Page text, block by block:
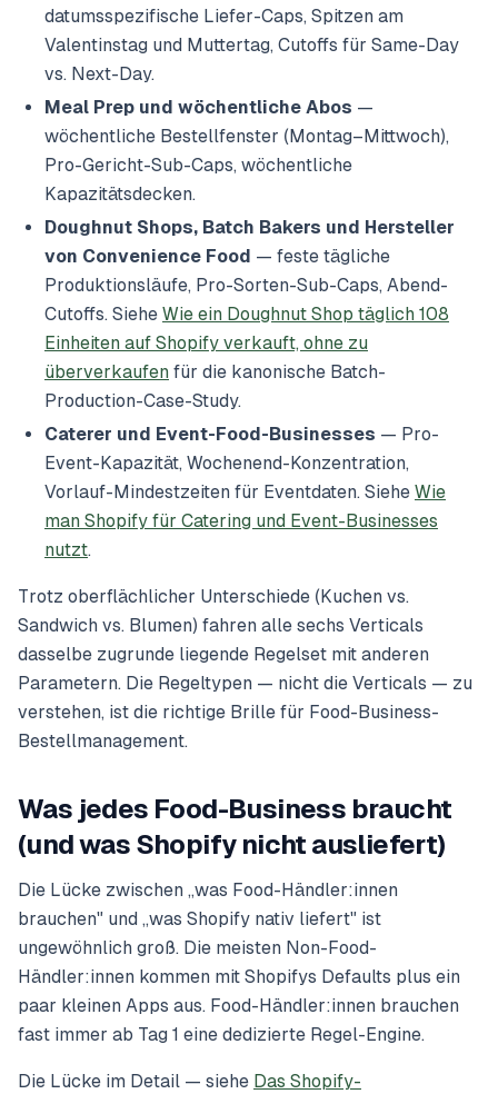
datumsspezifische Liefer-Caps, Spitzen am
Valentinstag und Muttertag, Cutoffs für Same-Day
vs. Next-Day.
Meal Prep und wöchentliche Abos —
wöchentliche Bestellfenster (Montag–Mittwoch),
Pro-Gericht-Sub-Caps, wöchentliche
Kapazitätsdecken.
Doughnut Shops, Batch Bakers und Hersteller
von Convenience Food — feste tägliche
Produktionsläufe, Pro-Sorten-Sub-Caps, Abend-
Cutoffs. Siehe Wie ein Doughnut Shop täglich 108
Einheiten auf Shopify verkauft, ohne zu
überverkaufen für die kanonische Batch-
Production-Case-Study.
Caterer und Event-Food-Businesses — Pro-
Event-Kapazität, Wochenend-Konzentration,
Vorlauf-Mindestzeiten für Eventdaten. Siehe Wie
man Shopify für Catering und Event-Businesses
nutzt.
Trotz oberflächlicher Unterschiede (Kuchen vs.
Sandwich vs. Blumen) fahren alle sechs Verticals
dasselbe zugrunde liegende Regelset mit anderen
Parametern. Die Regeltypen — nicht die Verticals — zu
verstehen, ist die richtige Brille für Food-Business-
Bestellmanagement.
Was jedes Food-Business braucht
(und was Shopify nicht ausliefert)
Die Lücke zwischen „was Food-Händler:innen
brauchen" und „was Shopify nativ liefert" ist
ungewöhnlich groß. Die meisten Non-Food-
Händler:innen kommen mit Shopifys Defaults plus ein
paar kleinen Apps aus. Food-Händler:innen brauchen
fast immer ab Tag 1 eine dedizierte Regel-Engine.
Die Lücke im Detail — siehe Das Shopify-